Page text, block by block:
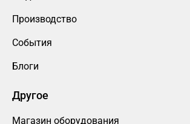
Производство
События
Блоги
Другое
Магазин оборудования